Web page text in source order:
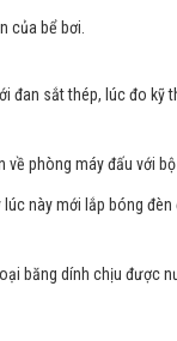
của bể bơi.
đan sắt thép, lúc đo kỹ
phòng máy đấu với
này mới lắp bóng
băng dính chịu được